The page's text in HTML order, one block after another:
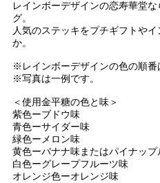
レインボーデザインの恋寿華堂
グ。
人気のステッキをプチギフトや
か。
※レインボーデザインの色の順番
※写真は一例です。
＜使用金平糖の色と味＞
紫色ーブドウ味
青色ーサイダー味
緑色ーメロン味
黄色ーバナナ味またはパイナップ
白色ーグレープフルーツ味
オレンジ色ーオレンジ味